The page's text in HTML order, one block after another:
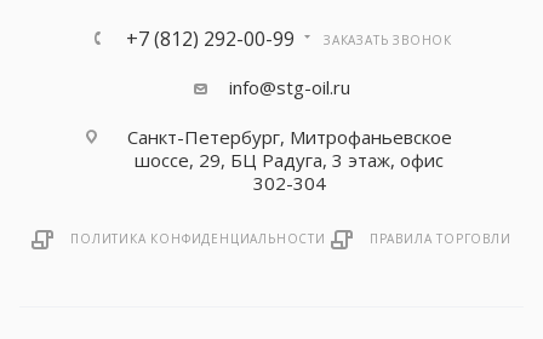
+7 (812) 292-00-99 ЗАКАЗАТЬ ЗВОНОК
info@stg-oil.ru
Санкт-Петербург, Митрофаньевское
шоссе, 29, БЦ Радуга, 3 этаж, офис
302-304
ПОЛИТИКА КОНФИДЕНЦИАЛЬНОСТИ ПРАВИЛА ТОРГОВЛИ